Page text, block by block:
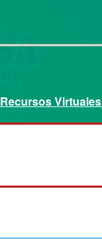
Recursos Virtuales